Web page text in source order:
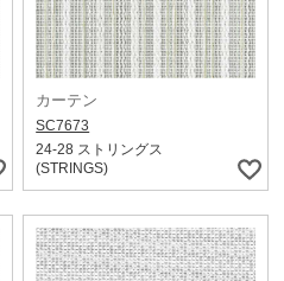
カーテン
SC7673
24-28 ストリングス
(STRINGS)